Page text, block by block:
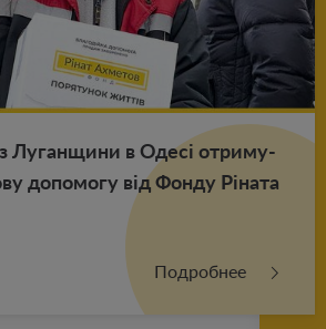
Лу­ган­щи­ни в Одесі от­ри­му­
до­по­мо­гу від Фонду Ріната
Подробнее